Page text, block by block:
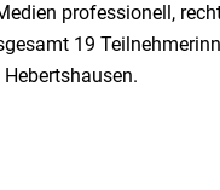
professionell,
19